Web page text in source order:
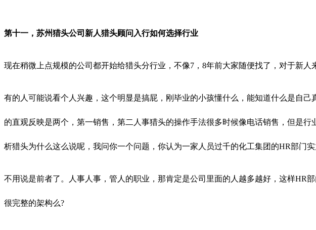
第十一，苏州猎头公司新人猎头顾问入行如何选择行业
现在稍微上点规模的公司都开始给猎头分行业，不像7，8年前大家随便找了，对于新人
有的人可能说看个人兴趣，这个明显是搞屁，刚毕业的小孩懂什么，能知道什么是自
的直观反映是两个，第一销售，第二人事猎头的操作手法很多时候像电话销售，但是
析猎头为什么这么说呢，我问你一个问题，你认为一家人员过千的化工集团的HR部门
不用说是前者了。人事人事，管人的职业，那肯定是公司里面的人越多越好，这样HR
很完整的架构么?